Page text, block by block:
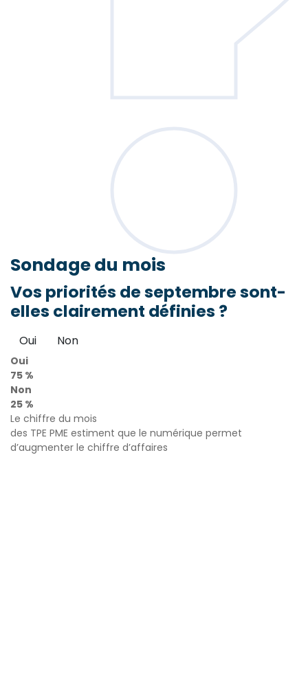
Sondagedu mois
Vos priorités de septembre sont-
elles clairement définies ?
Oui Non
Oui
75 %
Non
25 %
Le chiffre du mois
des TPE PME estiment que le numérique permet
d’augmenter le chiffre d’affaires